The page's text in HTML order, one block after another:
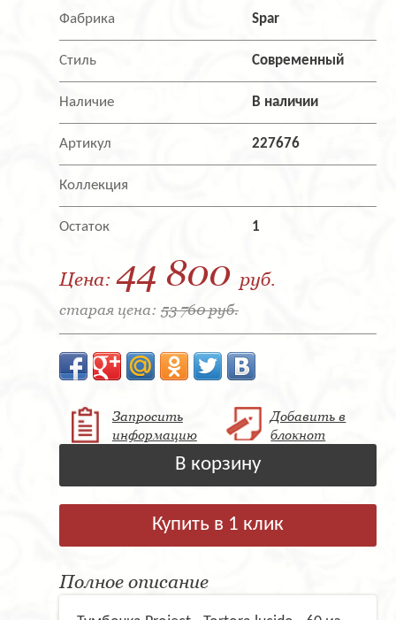
Фабрика Spar
Стиль Современный
Наличие В наличии
Артикул 227676
Коллекция
Остаток 1
Цена: 44 800 руб.
старая цена: 53 760 руб.
Запросить
информацию
Добавить в
блокнот
В корзину
Купить в 1 клик
Полное описание